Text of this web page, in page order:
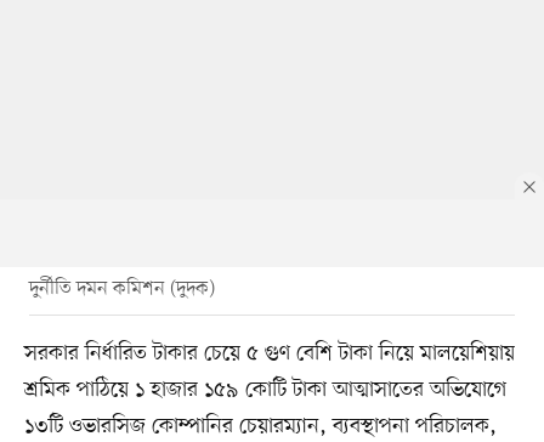
দুর্নীতি দমন কমিশন (দুদক)
সরকার নির্ধারিত টাকার চেয়ে ৫ গুণ বেশি টাকা নিয়ে মালয়েশিয়ায়
শ্রমিক পাঠিয়ে ১ হাজার ১৫৯ কোটি টাকা আত্মাসাতের অভিযোগে
১৩টি ওভারসিজ কোম্পানির চেয়ারম্যান, ব্যবস্থাপনা পরিচালক,